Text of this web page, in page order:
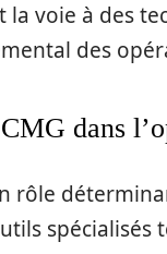
la voie à des
des
dans
rôle
spécialisés